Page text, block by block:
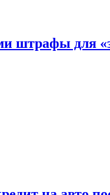
штрафы для